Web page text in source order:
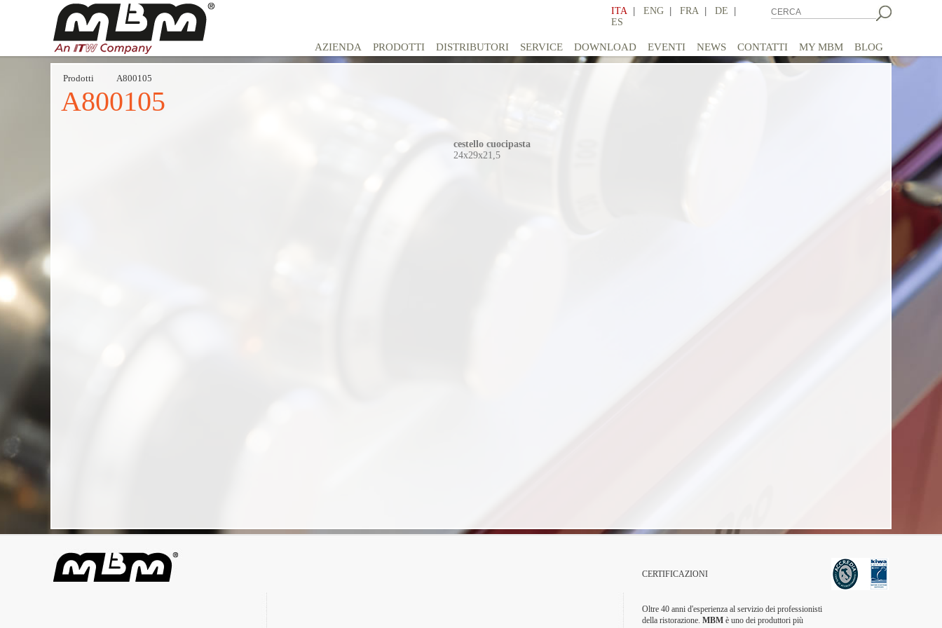
ITA | ENG | FRA | DE |
ES
AZIENDA PRODOTTI DISTRIBUTORI SERVICE DOWNLOAD EVENTI NEWS CONTATTI MY MBM BLOG
Prodotti A800105
A800105
cestello cuocipasta
24x29x21,5
CERTIFICAZIONI
Oltre 40 anni d'esperienza al servizio dei professionisti
della ristorazione. MBM è uno dei produttori più